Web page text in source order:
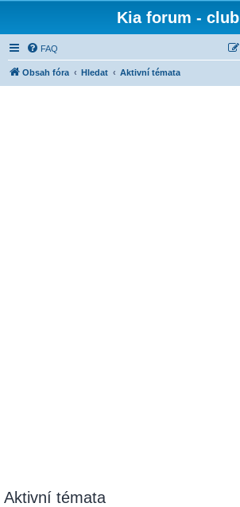
Kia forum - club
FAQ
Obsah fóra Hledat Aktivní témata
Aktivní témata